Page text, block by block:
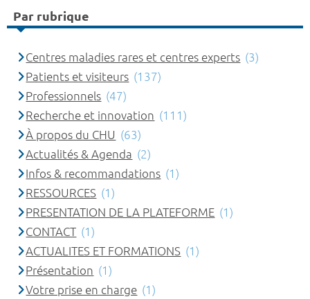
Par rubrique
Centres maladies rares et centres experts (3)
Patients et visiteurs (137)
Professionnels (47)
Recherche et innovation (111)
À propos du CHU (63)
Actualités & Agenda (2)
Infos & recommandations (1)
RESSOURCES (1)
PRESENTATION DE LA PLATEFORME (1)
CONTACT (1)
ACTUALITES ET FORMATIONS (1)
Présentation (1)
Votre prise en charge (1)